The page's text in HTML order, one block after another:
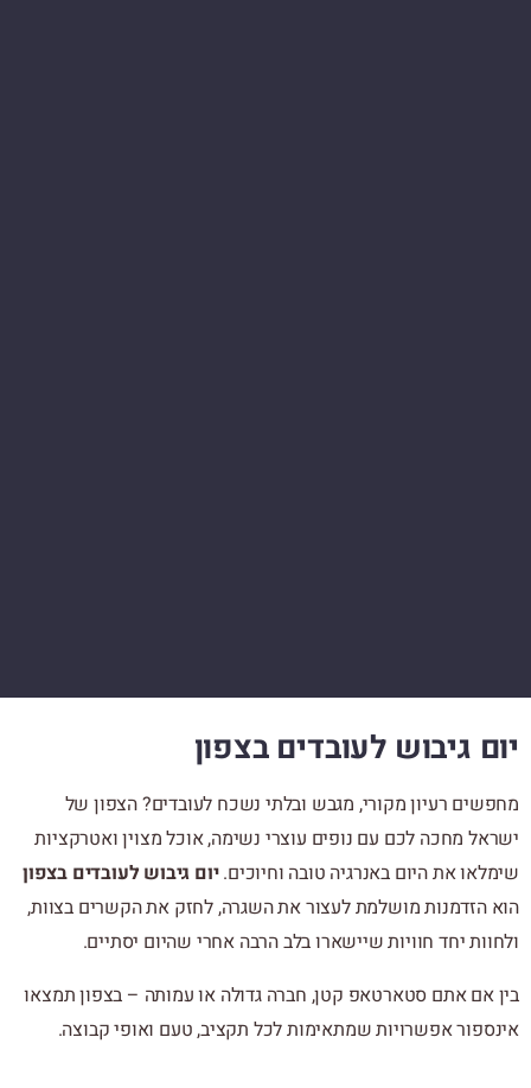
יום גיבוש לעובדים בצפון
מחפשים רעיון מקורי, מגבש ובלתי נשכח לעובדים? הצפון של
ישראל מחכה לכם עם נופים עוצרי נשימה, אוכל מצוין ואטרקציות
שימלאו את היום באנרגיה טובה וחיוכים.יום גיבוש לעובדים בצפון
הוא הזדמנות מושלמת לעצור את השגרה, לחזק את הקשרים בצוות,
ולחוות יחד חוויות שיישארו בלב הרבה אחרי שהיום יסתיים.
בין אם אתם סטארטאפ קטן, חברה גדולה או עמותה – בצפון תמצאו
אינספור אפשרויות שמתאימות לכל תקציב, טעם ואופי קבוצה.